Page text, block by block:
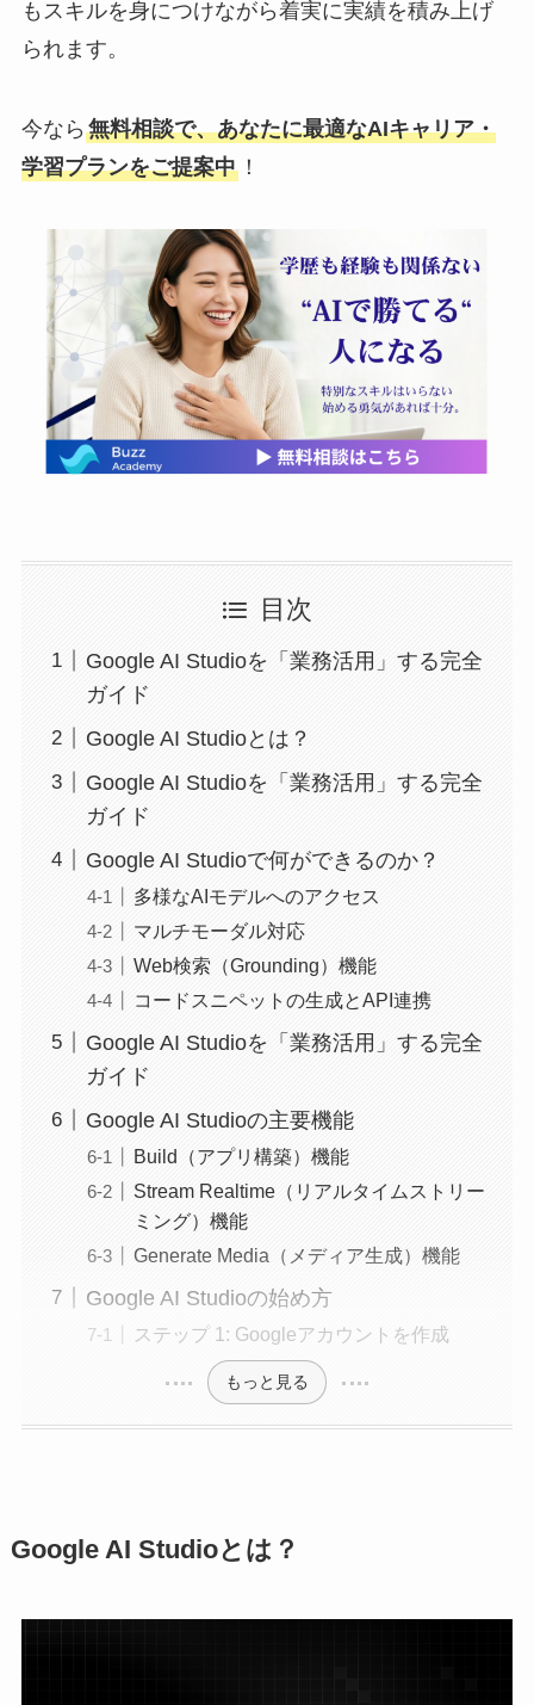
もスキルを身につけながら着実に実績を積み上げ
られます。
今なら 無料相談で、あなたに最適なAIキャリア・
学習プランをご提案中！
目次
Google AI Studioを「業務活用」する完全
ガイド
Google AI Studioとは？
Google AI Studioを「業務活用」する完全
ガイド
Google AI Studioで何ができるのか？
多様なAIモデルへのアクセス
マルチモーダル対応
Web検索（Grounding）機能
コードスニペットの生成とAPI連携
Google AI Studioを「業務活用」する完全
ガイド
Google AI Studioの主要機能
Build（アプリ構築）機能
Stream Realtime（リアルタイムストリー
ミング）機能
Generate Media（メディア生成）機能
Google AI Studioの始め方
ステップ 1: Googleアカウントを作成
もっと見る
Google AI Studioとは？